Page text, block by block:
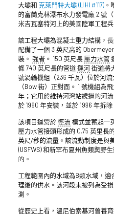
大壩和 克萊門特大壩 (LIHI #117)。
的富蘭克林瀑布水力發電廠 2 號
米吉瓦塞特河上的美國陸軍工程
該工程大壩為混凝土重力結構，
配備了一個 3 英尺高的
裝。 強者。 150 英尺長 壓力水管
條 740 英尺長的管道運河街道將
號渦輪機組（236 千瓦）位於河
（Bow 街）正對面。 1 號機組為
年；它用於維持河灣站繞過的河
於 1990 年安裝，並於 1996 年拆除
該項目運營於徑流模式並蓄起一
壓力水管接頭形成的 0.75 英里長
英尺/秒的流量。該流動制度是與
(USFWS) 和新罕布夏州魚類與野
的。
工程範圍內的水域為B類水域，
理後的供水。該河段未被列為受
測。
從歷史上看，溫尼伯索基河曾養